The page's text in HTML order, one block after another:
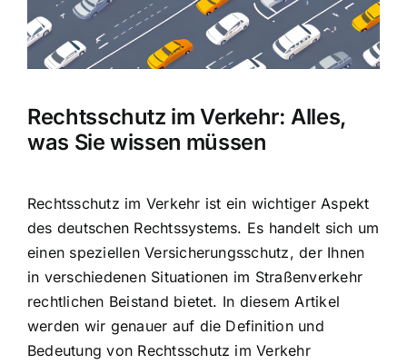
Rechtsschutz im Verkehr: Alles,
was Sie wissen müssen
Rechtsschutz im Verkehr ist ein wichtiger Aspekt
des deutschen Rechtssystems. Es handelt sich um
einen speziellen Versicherungsschutz, der Ihnen
in verschiedenen Situationen im Straßenverkehr
rechtlichen Beistand bietet. In diesem Artikel
werden wir genauer auf die Definition und
Bedeutung von Rechtsschutz im Verkehr